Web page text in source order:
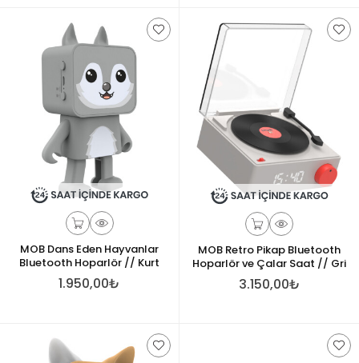
MOB Dans Eden Hayvanlar
Bluetooth Hoparlör // Kurt
1.950,00₺
MOB Retro Pikap Bluetooth
Hoparlör ve Çalar Saat // Gri
3.150,00₺